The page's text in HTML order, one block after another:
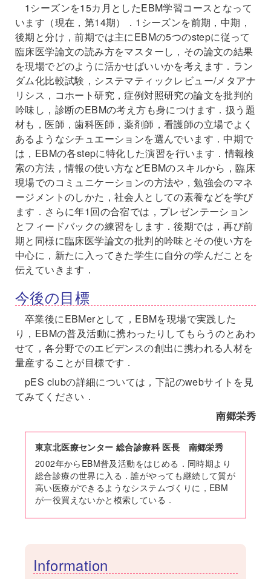
1シーズンを15カ月としたEBM学習コースとなって
います（現在，第14期）．1シーズンを前期，中期，
後期と分け，前期では主にEBMの5つのstepに従って
臨床医学論文の読み方をマスターし，その論文の結果
を現場でどのように活かせばいいかを考えます．ラン
ダム化比較試験，システマティックレビュー/メタアナ
リシス，コホート研究，症例対照研究の論文を批判的
吟味し，診断のEBMの考え方も身につけます．扱う題
材も，医師，歯科医師，薬剤師，看護師の立場でよく
あるようなシチュエーションを選んでいます．中期で
は，EBMの各stepに特化した演習を行います．情報検
索の方法，情報の使い方などEBMのスキルから，臨床
現場でのコミュニケーションの方法や，勉強会のマネ
ージメントのしかた，社会人としての素養などを学び
ます．さらに年1回の合宿では，プレゼンテーション
とフィードバックの練習をします．後期では，再び前
期と同様に臨床医学論文の批判的吟味とその使い方を
中心に，新たに入ってきた学生に自分の学んだことを
伝えていきます．
今後の目標
卒業後にEBMerとして，EBMを現場で実践した
り，EBMの普及活動に携わったりしてもらうのとあわ
せて，各分野でのエビデンスの創出に携われる人材を
量産することが目標です．
pES clubの詳細については，下記のwebサイトを見
てみてください．
南郷栄秀
東京北医療センター 総合診療科 医長 南郷栄秀
2002年からEBM普及活動をはじめる．同時期より
総合診療の世界に入る．誰がやっても継続して質が
高い医療ができるようなシステムづくりに，EBM
が一役買えないかと模索している．
Information